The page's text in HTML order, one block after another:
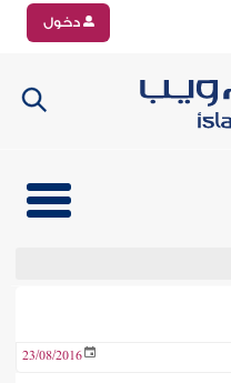
دخول
23/08/2016